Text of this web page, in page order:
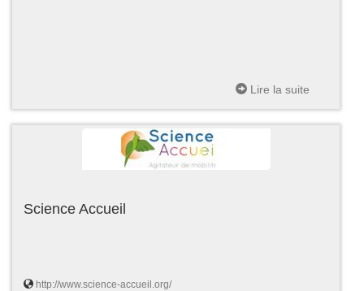
Lire la suite
Science Accueil
http://www.science-accueil.org/